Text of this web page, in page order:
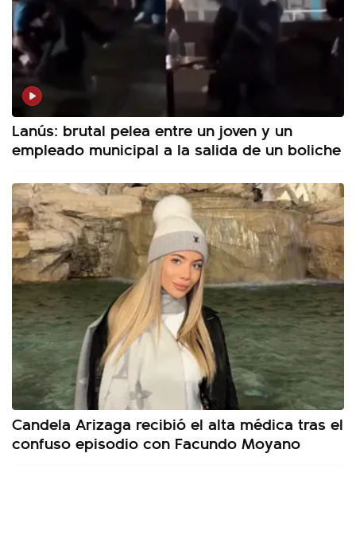
Lanús: brutal pelea entre un joven y un
empleado municipal a la salida de un boliche
Candela Arizaga recibió el alta médica tras el
confuso episodio con Facundo Moyano